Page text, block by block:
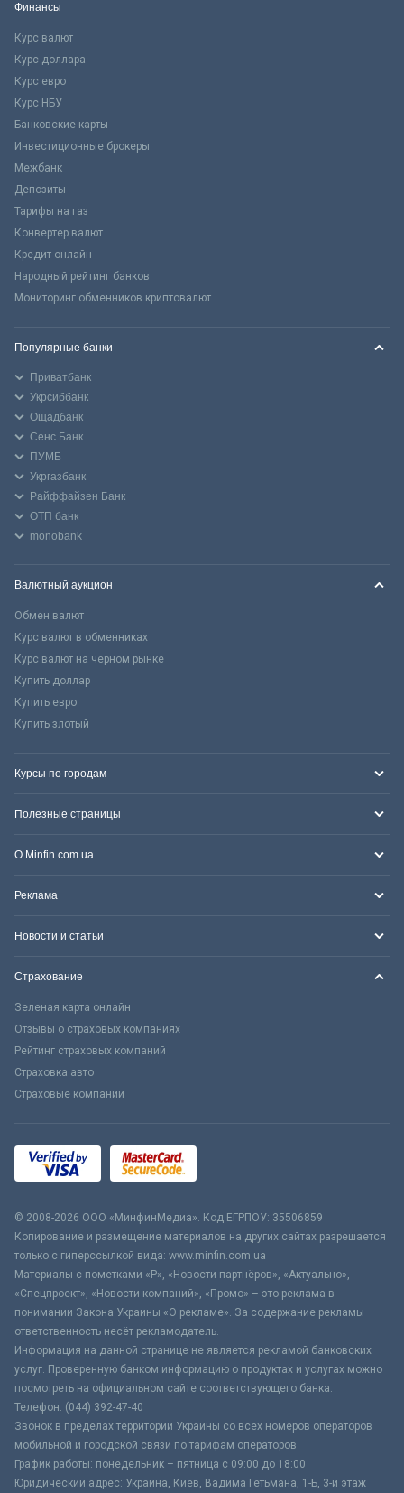
Финансы
Курс валют
Курс доллара
Курс евро
Курс НБУ
Банковские карты
Инвестиционные брокеры
Межбанк
Депозиты
Тарифы на газ
Конвертер валют
Кредит онлайн
Народный рейтинг банков
Мониторинг обменников криптовалют
Популярные банки
Приватбанк
Укрсиббанк
Ощадбанк
Сенс Банк
ПУМБ
Укргазбанк
Райффайзен Банк
ОТП банк
monobank
Валютный аукцион
Обмен валют
Курс валют в обменниках
Курс валют на черном рынке
Купить доллар
Купить евро
Купить злотый
Курсы по городам
Полезные страницы
О Minfin.com.ua
Реклама
Новости и статьи
Страхование
Зеленая карта онлайн
Отзывы о страховых компаниях
Рейтинг страховых компаний
Страховка авто
Страховые компании
© 2008-2026 ООО «МинфинМедиа». Код ЕГРПОУ: 35506859
Копирование и размещение материалов на других сайтах разрешается
только с гиперссылкой вида: www.minfin.com.ua
Материалы с пометками «Р», «Новости партнёров», «Актуально»,
«Спецпроект», «Новости компаний», «Промо» – это реклама в
понимании Закона Украины «О рекламе». За содержание рекламы
ответственность несёт рекламодатель.
Информация на данной странице не является рекламой банковских
услуг. Проверенную банком информацию о продуктах и услугах можно
посмотреть на официальном сайте соответствующего банка.
Телефон: (044) 392-47-40
Звонок в пределах территории Украины со всех номеров операторов
мобильной и городской связи по тарифам операторов
График работы: понедельник – пятница с 09:00 до 18:00
Юридический адрес: Украина, Киев, Вадима Гетьмана, 1-Б, 3-й этаж